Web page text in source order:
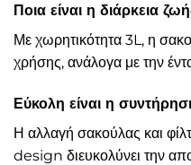
Ποια είναι η διάρκεια
Με χωρητικότητα 3L, η
χρήσης, ανάλογα με την
Εύκολη είναι η
Η αλλαγή σακούλας και
design διευκολύνει την